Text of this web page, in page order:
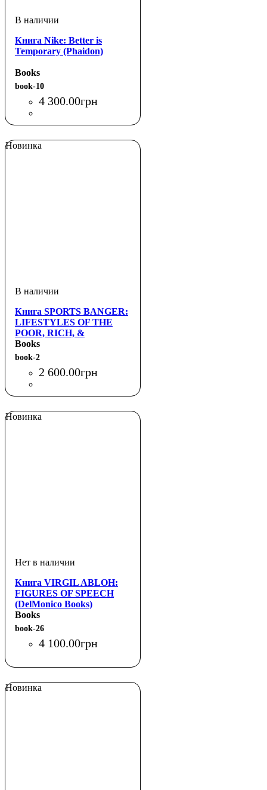
Книга Nike: Better is
Temporary (Phaidon)
Books
book-10
4 300.00грн
Новинка
Книга SPORTS BANGER:
LIFESTYLES OF THE
POOR, RICH, &
FAMOUS(THAMES &
HUDSON)
Books
book-2
2 600.00грн
Новинка
Книга VIRGIL ABLOH:
FIGURES OF SPEECH
(DelMonico Books)
Books
book-26
4 100.00грн
Новинка